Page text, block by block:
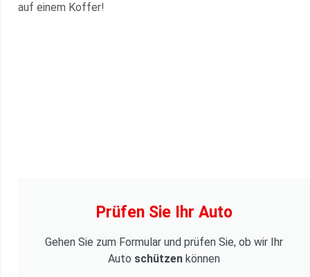
auf einem Koffer!
Prüfen Sie Ihr Auto
Gehen Sie zum Formular und prüfen Sie, ob wir Ihr
Auto schützen können